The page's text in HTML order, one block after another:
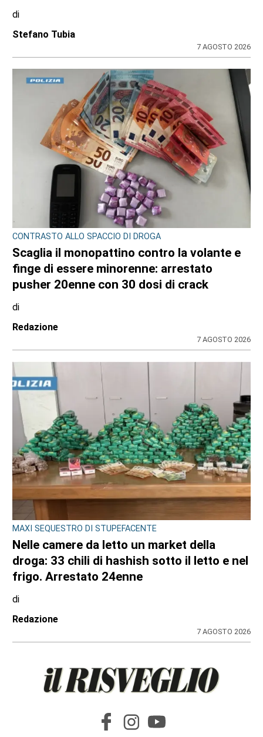
di
Stefano Tubia
7 AGOSTO 2026
CONTRASTO ALLO SPACCIO DI DROGA
Scaglia il monopattino contro la volante e
finge di essere minorenne: arrestato
pusher 20enne con 30 dosi di crack
di
Redazione
7 AGOSTO 2026
MAXI SEQUESTRO DI STUPEFACENTE
Nelle camere da letto un market della
droga: 33 chili di hashish sotto il letto e nel
frigo. Arrestato 24enne
di
Redazione
7 AGOSTO 2026